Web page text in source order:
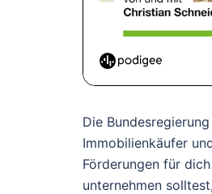
Die
Immobilienkäufer
Förderungen für
unternehmen